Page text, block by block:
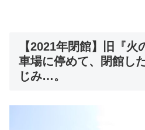
【2021年閉館】旧『
車場に停めて、閉館し
じみ…。